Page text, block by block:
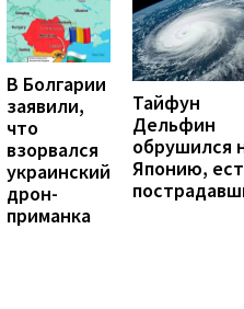
В Болгарии
заявили,
что
взорвался
украинский
дрон-
приманка
Тайфун
Дельфин
обрушился
Японию,